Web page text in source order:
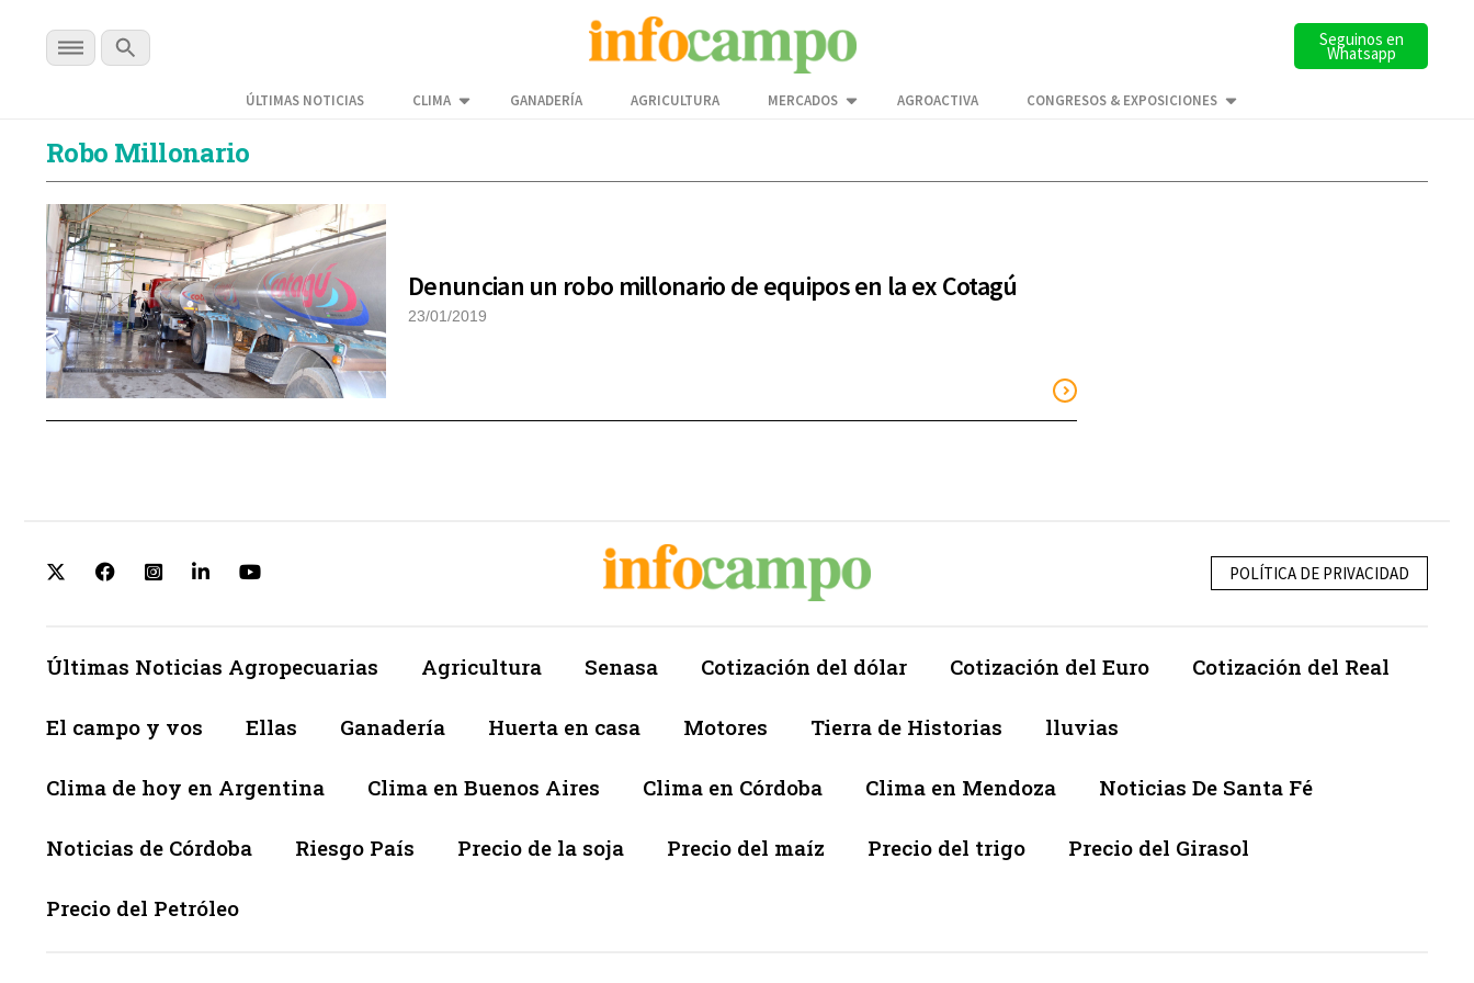
Seguinos en
Whatsapp
ÚLTIMAS NOTICIAS CLIMA GANADERÍA AGRICULTURA MERCADOS AGROACTIVA CONGRESOS & EXPOSICIONES
Robo Millonario
Denuncian un robo millonario de equipos en la ex Cotagú
23/01/2019
POLÍTICA DE PRIVACIDAD
Últimas Noticias Agropecuarias Agricultura Senasa Cotización del dólar Cotización del Euro Cotización del Real
El campo y vos Ellas Ganadería Huerta en casa Motores Tierra de Historias lluvias
Clima de hoy en Argentina Clima en Buenos Aires Clima en Córdoba Clima en Mendoza Noticias De Santa Fé
Noticias de Córdoba Riesgo País Precio de la soja Precio del maíz Precio del trigo Precio del Girasol
Precio del Petróleo